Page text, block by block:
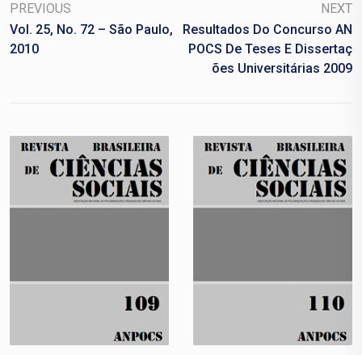
PREVIOUS
Vol. 25, No. 72 – São Paulo,
2010
NEXT
Resultados Do Concurso AN
POCS De Teses E Dissertaç
Ões Universitárias 2009